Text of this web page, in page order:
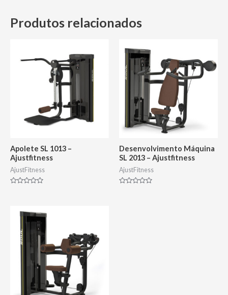
Produtos relacionados
Apolete SL 1013 –
Ajustfitness
AjustFitness
Desenvolvimento Máquina
SL 2013 – Ajustfitness
AjustFitness